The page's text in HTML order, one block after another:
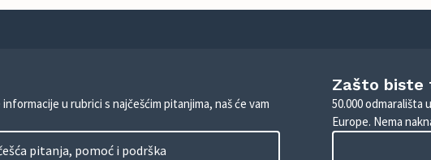
u rubrici s najčešćim pitanjima, naš će vam
pitanja, pomoć i podrška
Zašto biste
50.000 odmarališta
Europe. Nema